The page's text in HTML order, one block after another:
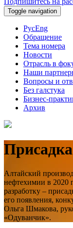
Toggle navigation
РусEng
Обращение
Тема номера
Новости
Отрасль в
Наши
Вопросы и
Без галстука
Бизнес-
Архив
Алтайский
нефтехимии в 2020
разработку –
его появления,
Ольга Шмакова,
«Одуванчик».